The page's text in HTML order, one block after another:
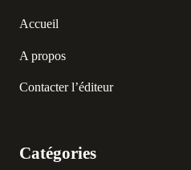
Accueil
A propos
Contacter l’éditeur
Catégories